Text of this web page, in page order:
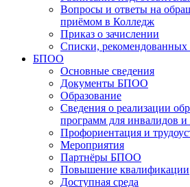
Вопросы и ответы на
приёмом в Колледж
Приказ о зачислении
Списки, рекомендованных
БПОО
Основные сведения
Документы БПОО
Образование
Сведения о реализации
программ для инвалидов
Профориентация и
Мероприятия
Партнёры БПОО
Повышение квалификации
Доступная среда